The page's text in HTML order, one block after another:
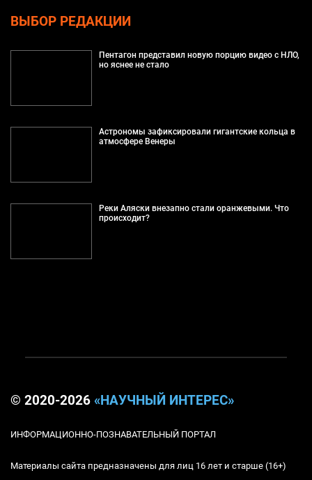
ВЫБОР РЕДАКЦИИ
Пентагон представил новую порцию видео с НЛО,
но яснее не стало
Астрономы зафиксировали гигантские кольца в
атмосфере Венеры
Реки Аляски внезапно стали оранжевыми. Что
происходит?
© 2020-2026 «НАУЧНЫЙ ИНТЕРЕС»
ИНФОРМАЦИОННО-ПОЗНАВАТЕЛЬНЫЙ ПОРТАЛ
Материалы сайта предназначены для лиц 16 лет и старше (16+)